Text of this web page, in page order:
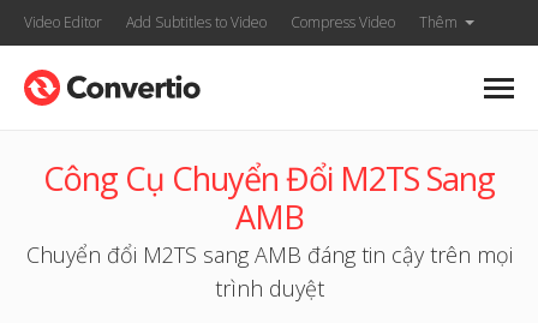
Video Editor Add Subtitles to Video Compress Video Thêm
Công Cụ Chuyển Đổi M2TS Sang
AMB
Chuyển đổi M2TS sang AMB đáng tin cậy trên mọi
trình duyệt